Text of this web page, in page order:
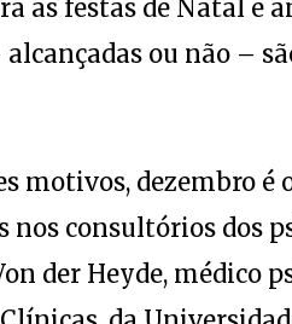
alcançadas ou não –
nos consultórios dos
der Heyde, médico
da